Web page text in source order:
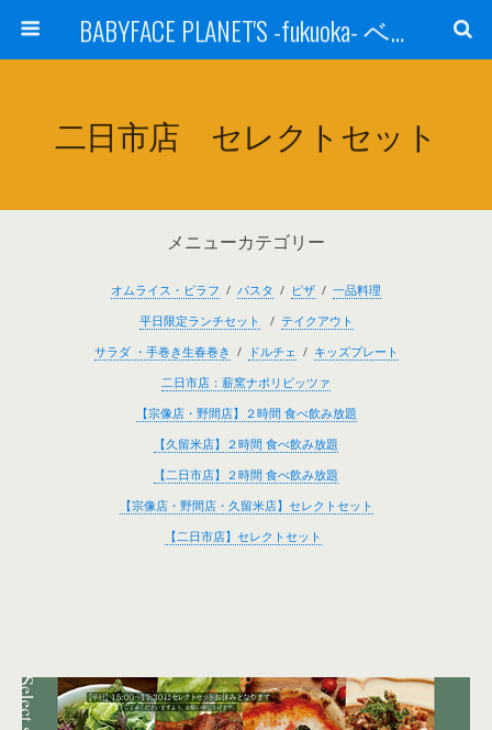
BABYFACE PLANET'S -fukuoka- ベビーフェイスプラネッツ 福岡(ベビフェ福岡)
二日市店 セレクトセット
メニューカテゴリー
オムライス・ピラフ / パスタ / ピザ / 一品料理
平日限定ランチセット
/ テイクアウト
サラダ ・手巻き生春巻き / ドルチェ / キッズプレート
二日市店：薪窯ナポリピッツァ
【宗像店・野間店】２時間 食べ飲み放題
【久留米店】２時間 食べ飲み放題
【二日市店】２時間 食べ飲み放題
【宗像店・野間店・久留米店】セレクトセット
【二日市店】セレクトセット